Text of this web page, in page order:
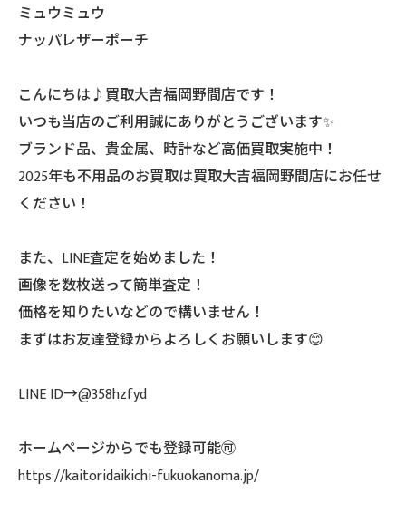
ミュウミュウ
ナッパレザーポーチ
こんにちは♪買取大吉福岡野間店です！
いつも当店のご利用誠にありがとうございます✨
ブランド品、貴金属、時計など高価買取実施中！
2025年も不用品のお買取は買取大吉福岡野間店にお任せ
ください！
また、LINE査定を始めました！
画像を数枚送って簡単査定！
価格を知りたいなどので構いません！
まずはお友達登録からよろしくお願いします😊
LINE ID→@358hzfyd
ホームページからでも登録可能🉑
https://kaitoridaikichi-fukuokanoma.jp/